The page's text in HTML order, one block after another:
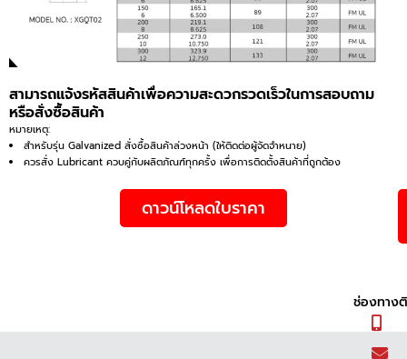
สามารถแจ้งรหัสสินค้าเพื่อความสะดวกรวดเร็วในการสอบถาม
หรือสั่งซื้อสินค้า
หมายเหตุ:
สำหรับรุ่น Galvanized สั่งซื้อสินค้าล่วงหน้า (ให้ติดต่อผู้จัดจำหนาย)
ควรสั่ง Lubricant ควบคู่กับผลิตภัณฑ์ทุกครั้ง เพื่อการติดตั้งสินค้าที่ถูกต้อง
ดาวน์โหลดใบราคา
ช่องทาง